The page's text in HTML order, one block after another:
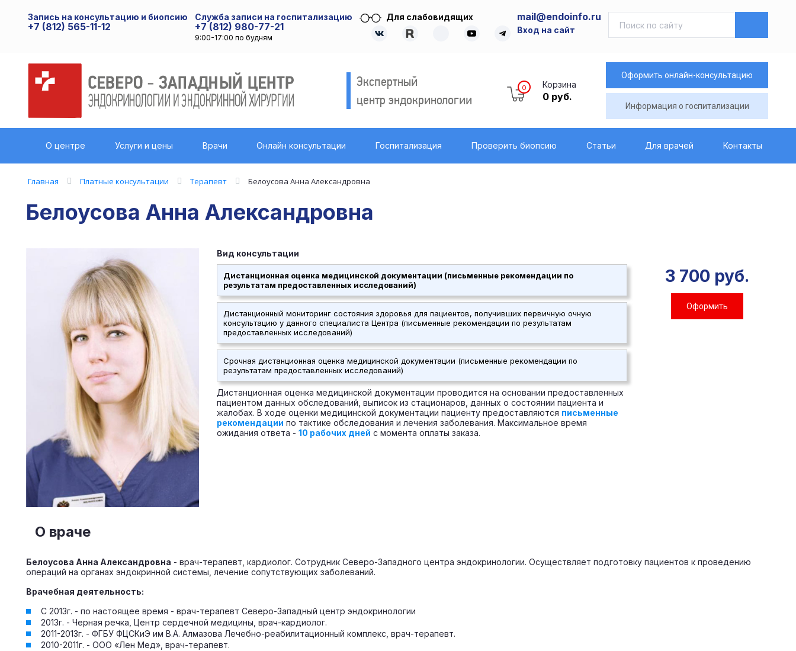
Запись на консультацию и биопсию
+7 (812) 565-11-12
Служба записи на госпитализацию
+7 (812) 980-77-21
9:00-17:00 по будням
Для слабовидящих mail@endoinfo.ru
Вход на сайт
Экспертный
центр эндокринологии
0 Корзина
0 руб.
Оформить онлайн-консультацию
Информация о госпитализации
О центре Услуги и цены Врачи Онлайн консультации Госпитализация Проверить биопсию Статьи Для врачей Контакты
Главная Платные консультации Терапевт Белоусова Анна Александровна
Белоусова Анна Александровна
Вид консультации
Дистанционная оценка медицинской документации (письменные рекомендации по
результатам предоставленных исследований)
Дистанционный мониторинг состояния здоровья для пациентов, получивших первичную очную
консультацию у данного специалиста Центра (письменные рекомендации по результатам
предоставленных исследований)
Срочная дистанционная оценка медицинской документации (письменные рекомендации по
результатам предоставленных исследований)
Дистанционная оценка медицинской документации проводится на основании предоставленных
пациентом данных обследований, выписок из стационаров, данных о состоянии пациента и
жалобах. В ходе оценки медицинской документации пациенту предоставляются письменные
рекомендации по тактике обследования и лечения заболевания. Максимальное время
ожидания ответа - 10 рабочих дней с момента оплаты заказа.
3 700 руб.
Оформить
О враче
Белоусова Анна Александровна - врач-терапевт, кардиолог. Сотрудник Северо-Западного центра эндокринологии. Осуществляет подготовку пациентов к проведению
операций на органах эндокринной системы, лечение сопутствующих заболеваний.
Врачебная деятельность:
С 2013г. - по настоящее время - врач-терапевт Северо-Западный центр эндокринологии
2013г. - Черная речка, Центр сердечной медицины, врач-кардиолог.
2011-2013г. - ФГБУ ФЦСКиЭ им В.А. Алмазова Лечебно-реабилитационный комплекс, врач-терапевт.
2010-2011г. - ООО «Лен Мед», врач-терапевт.